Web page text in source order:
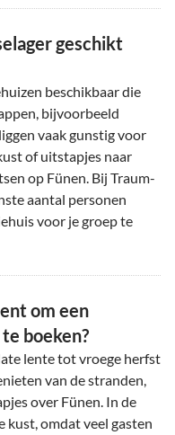
geschikt
beschikbaar die
bijvoorbeeld
vaak gunstig voor
of uitstapjes naar
op Fünen. Bij Traum-
aantal personen
voor je groep te
om een
boeken?
lente tot vroege herfst
van de stranden,
over Fünen. In de
kust, omdat veel gasten